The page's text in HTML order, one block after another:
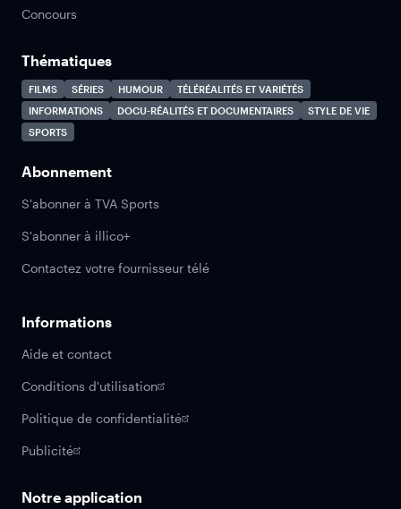
Concours
Thématiques
FILMS SÉRIES HUMOUR
TÉLÉRÉALITÉS ET VARIÉTÉS
INFORMATIONS
DOCU-RÉALITÉS ET DOCUMENTAIRES
STYLE DE VIE
SPORTS
Abonnement
S'abonner à TVA Sports
S'abonner à illico+
Contactez votre fournisseur télé
Informations
Aide et contact
Conditions d'utilisation
Politique de confidentialité
Publicité
Notre application